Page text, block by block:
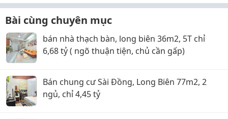
Bài cùng chuyên mục
bán nhà thạch bàn, long biên 36m2, 5T chỉ
6,68 tỷ ( ngõ thuận tiện, chủ cần gấp)
Bán chung cư Sài Đồng, Long Biên 77m2, 2
ngủ, chỉ 4,45 tỷ